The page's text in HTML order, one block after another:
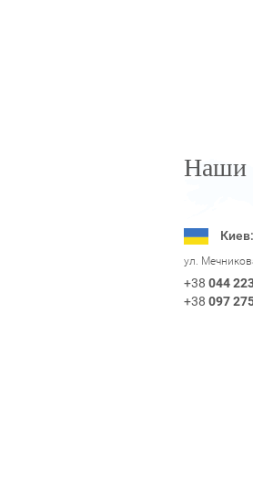
Наши
Киев:
ул.
+38 044
+38 097